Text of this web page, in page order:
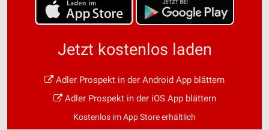
Jetzt kostenlos laden
Adler Prospekt in der Android App blättern
Adler Prospekt in der iOS App blättern
Kostenlos im App Store erhältlich